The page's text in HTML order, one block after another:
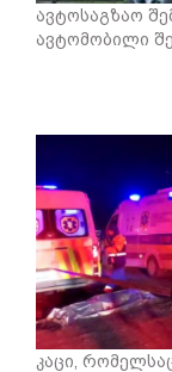
ავტოსაგზაო
ავტომობილი
კაცი,